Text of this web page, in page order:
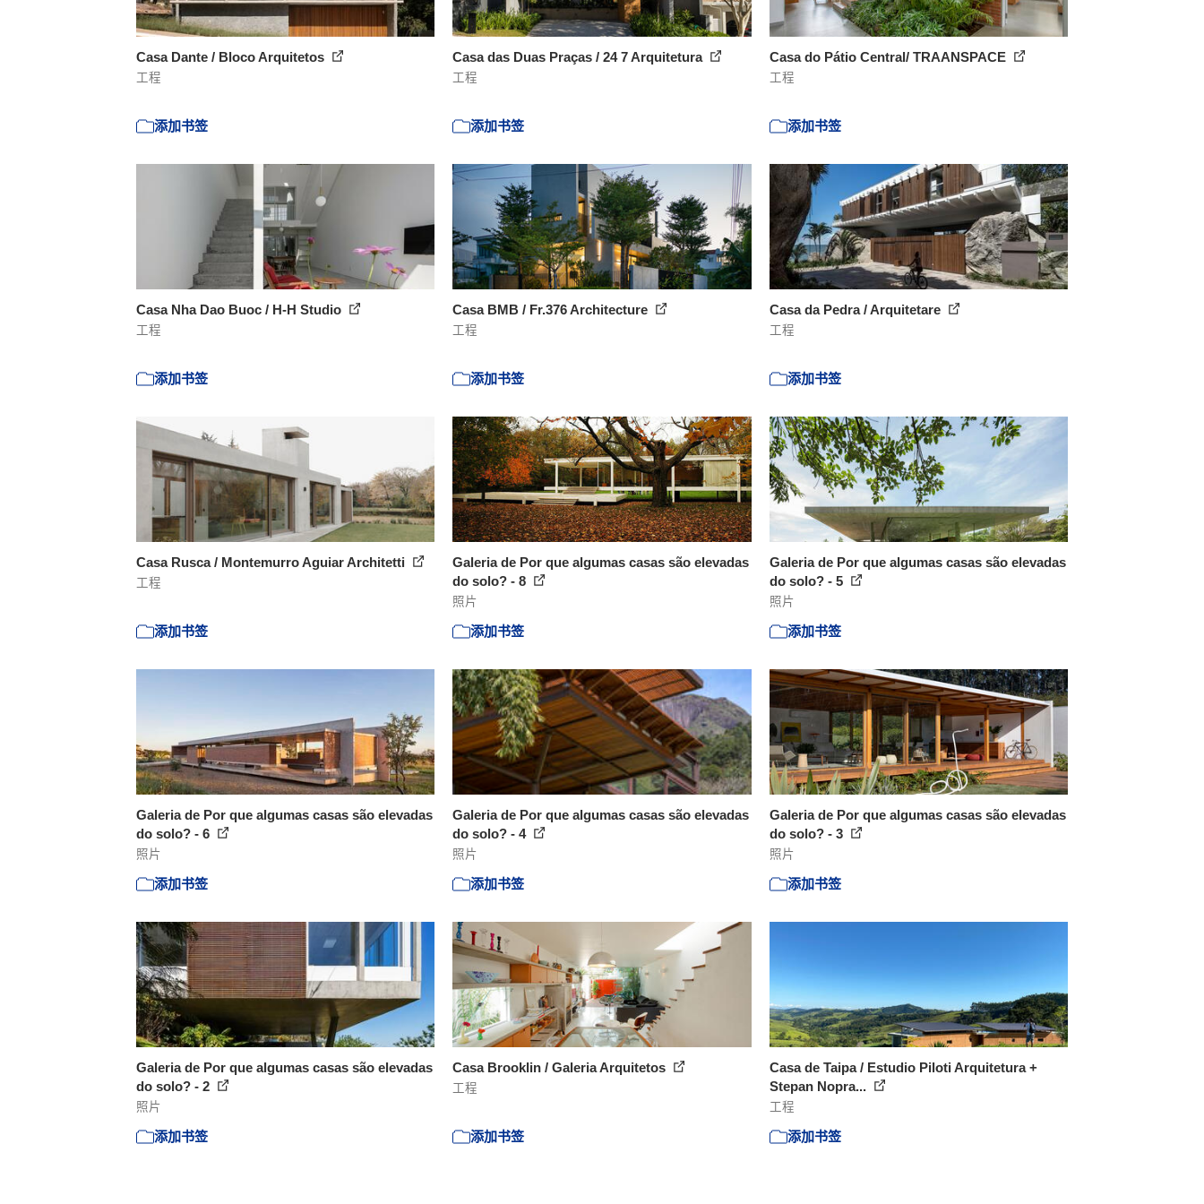
Casa Dante / Bloco Arquitetos
工程
添加书签
Casa das Duas Praças / 24 7 Arquitetura
工程
添加书签
Casa do Pátio Central/ TRAANSPACE
工程
添加书签
Casa Nha Dao Buoc / H-H Studio
工程
添加书签
Casa BMB / Fr.376 Architecture
工程
添加书签
Casa da Pedra / Arquitetare
工程
添加书签
Casa Rusca / Montemurro Aguiar Architetti
工程
添加书签
Galeria de Por que algumas casas são elevadas
do solo? - 8
照片
添加书签
Galeria de Por que algumas casas são elevadas
do solo? - 5
照片
添加书签
Galeria de Por que algumas casas são elevadas
do solo? - 6
照片
添加书签
Galeria de Por que algumas casas são elevadas
do solo? - 4
照片
添加书签
Galeria de Por que algumas casas são elevadas
do solo? - 3
照片
添加书签
Galeria de Por que algumas casas são elevadas
do solo? - 2
照片
添加书签
Casa Brooklin / Galeria Arquitetos
工程
添加书签
Casa de Taipa / Estudio Piloti Arquitetura +
Stepan Nopra...
工程
添加书签